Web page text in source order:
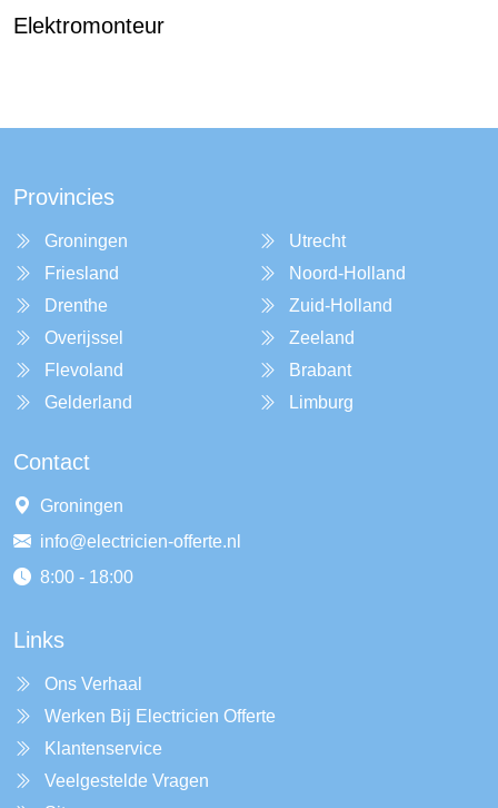
Elektromonteur
Provincies
Groningen
Friesland
Drenthe
Overijssel
Flevoland
Gelderland
Utrecht
Noord-Holland
Zuid-Holland
Zeeland
Brabant
Limburg
Contact
Groningen
info@electricien-offerte.nl
8:00 - 18:00
Links
Ons Verhaal
Werken Bij Electricien Offerte
Klantenservice
Veelgestelde Vragen